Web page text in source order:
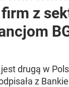
z
drugą w
z